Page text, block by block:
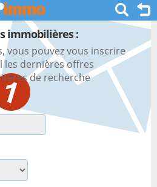
immobilières :
vous pouvez vous inscrire
les dernières offres
de recherche